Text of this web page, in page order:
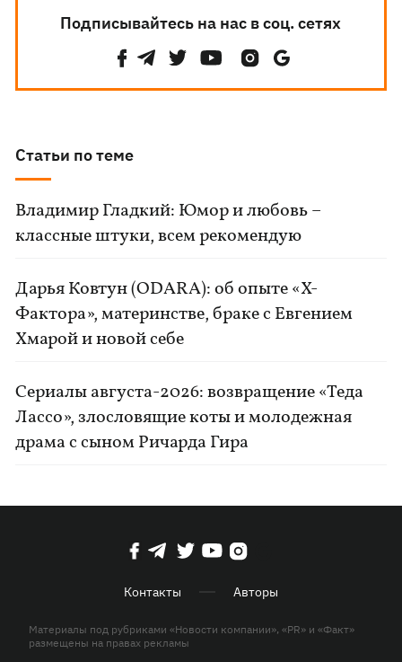
Подписывайтесь на нас в соц. сетях
Статьи по теме
Владимир Гладкий: Юмор и любовь –
классные штуки, всем рекомендую
Дарья Ковтун (ODARA): об опыте «Х-
Фактора», материнстве, браке с Евгением
Хмарой и новой себе
Сериалы августа-2026: возвращение «Теда
Лассо», злословящие коты и молодежная
драма с сыном Ричарда Гира
Контакты Авторы
Материалы под рубриками «Новости компании», «PR» и «Факт»
размещены на правах рекламы